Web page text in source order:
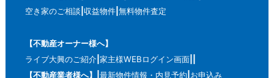
空き家のご相談 収益物件 無料物件査定
【不動産オーナー様へ】
ライブ大興のご紹介 家主様WEBログイン画面
【不動産業者様へ】
最新物件情報・内見予約 お申込み